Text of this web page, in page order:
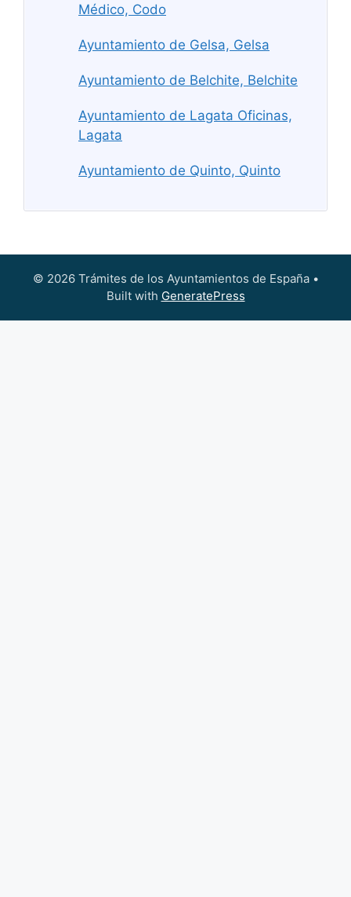
Médico, Codo
Ayuntamiento de Gelsa, Gelsa
Ayuntamiento de Belchite, Belchite
Ayuntamiento de Lagata Oficinas,
Lagata
Ayuntamiento de Quinto, Quinto
© 2026 Trámites de los Ayuntamientos de España•
Built with GeneratePress